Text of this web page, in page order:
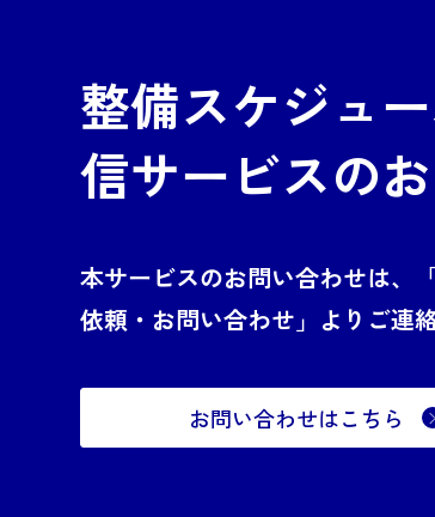
整備スケジュ
信サービスの
本サービスのお問い合わせは、
依頼・お問い合わせ」よりご連
お問い合わせはこちら